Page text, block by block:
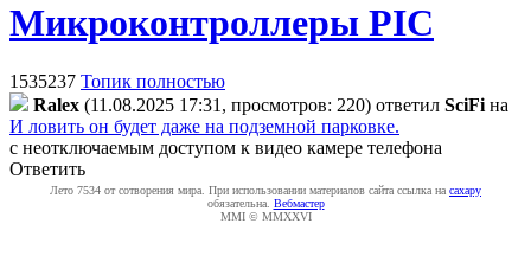
Микроконтроллеры PIC
1535237 Топик полностью
Ralex (11.08.2025 17:31, просмотров: 220) ответил SciFi на
И ловить он будет даже на подземной парковке.
с неотключаемым доступом к видео камере телефона
Ответить
Лето 7534 от сотворения мира. При использовании материалов сайта ссылка на caxapу
обязательна. Вебмастер
MMI © MMXXVI